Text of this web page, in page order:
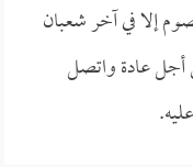
إلا في آخر شعبان
أجل عادة واتصل